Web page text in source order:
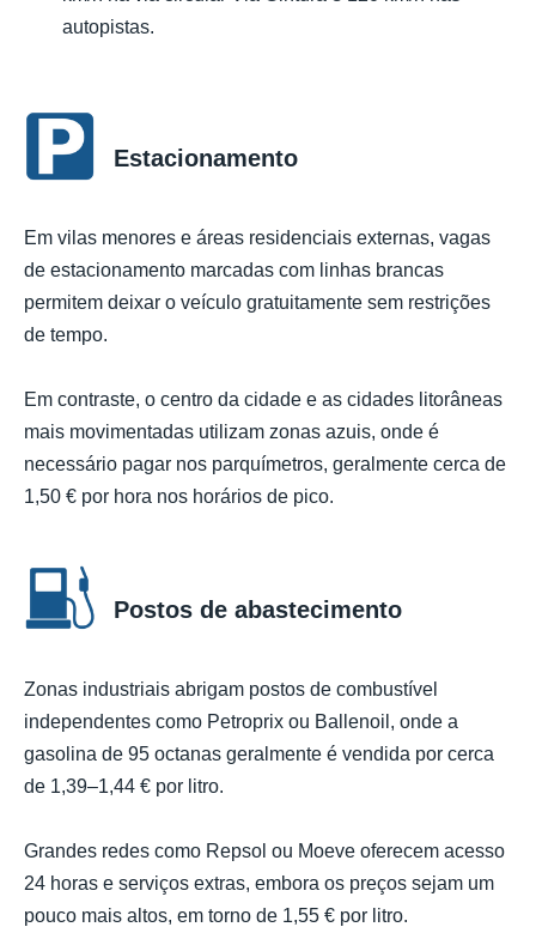
autopistas.
Estacionamento
Em vilas menores e áreas residenciais externas, vagas
de estacionamento marcadas com linhas brancas
permitem deixar o veículo gratuitamente sem restrições
de tempo.
Em contraste, o centro da cidade e as cidades litorâneas
mais movimentadas utilizam zonas azuis, onde é
necessário pagar nos parquímetros, geralmente cerca de
1,50 € por hora nos horários de pico.
Postos de abastecimento
Zonas industriais abrigam postos de combustível
independentes como Petroprix ou Ballenoil, onde a
gasolina de 95 octanas geralmente é vendida por cerca
de 1,39–1,44 € por litro.
Grandes redes como Repsol ou Moeve oferecem acesso
24 horas e serviços extras, embora os preços sejam um
pouco mais altos, em torno de 1,55 € por litro.